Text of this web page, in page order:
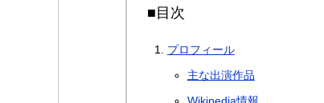
■目次
プロフィール
主な出演作品